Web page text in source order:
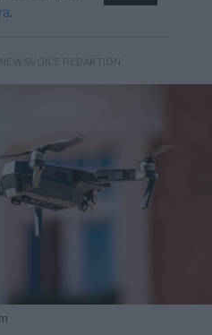
.
NEWSVOICE REDAKTION